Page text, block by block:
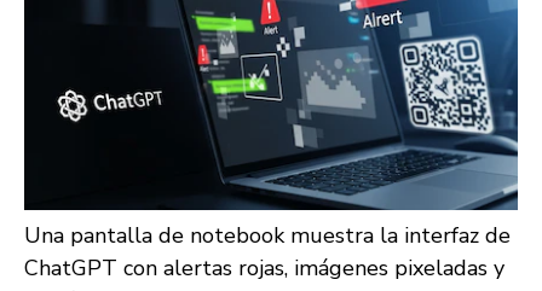
Una pantalla de notebook muestra la interfaz de
ChatGPT con alertas rojas, imágenes pixeladas y